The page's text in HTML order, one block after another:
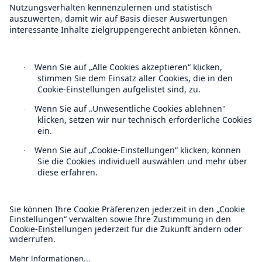
Datenschutz
Rechtliche Hinweise
Sitemap
Rückversicherung Leben/Gesundheit
MIRA Digital Suite